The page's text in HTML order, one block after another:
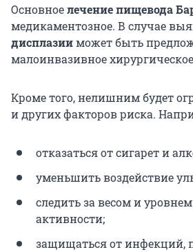
Основноелечение пищевода
медикаментозное. В случае
дисплазииможет быть
малоинвазивное
Кроме того, нелишним будет
и других факторов риска.
отказаться от сигарет и
уменьшить воздействие
следить за весом и
активности;
защищаться от инфекций,